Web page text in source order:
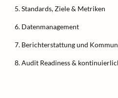
Standards, Ziele & Metriken
Datenmanagement
Berichterstattung und
Audit Readiness &